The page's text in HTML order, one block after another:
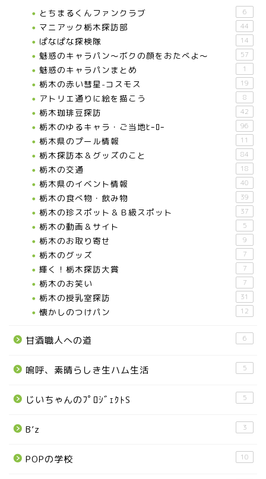
とちまるくんファンクラブ 6
マニアック栃木探訪部 44
ぱなぱな探検隊 14
魅惑のキャラパン～ボクの顔をおたべよ～ 57
魅惑のキャラパンまとめ 1
栃木の赤い彗星-コスモス 19
アトリエ通りに絵を描こう 8
栃木珈琲豆探訪 42
栃木のゆるキャラ・ご当地ﾋｰﾛｰ 96
栃木県のプール情報 11
栃木探訪本＆グッズのこと 84
栃木の交通 18
栃木県のイベント情報 40
栃木の食べ物・飲み物 39
栃木の珍スポット＆Ｂ級スポット 37
栃木の動画＆サイト 5
栃木のお取り寄せ 9
栃木のグッズ 7
輝く！栃木探訪大賞 7
栃木のお笑い 7
栃木の授乳室探訪 31
懐かしのつけパン 12
甘酒職人への道 6
嗚呼、素晴らしき生ハム生活 5
じいちゃんのﾌﾟﾛｼﾞｪｸﾄS 5
B’z 3
POPの学校 10